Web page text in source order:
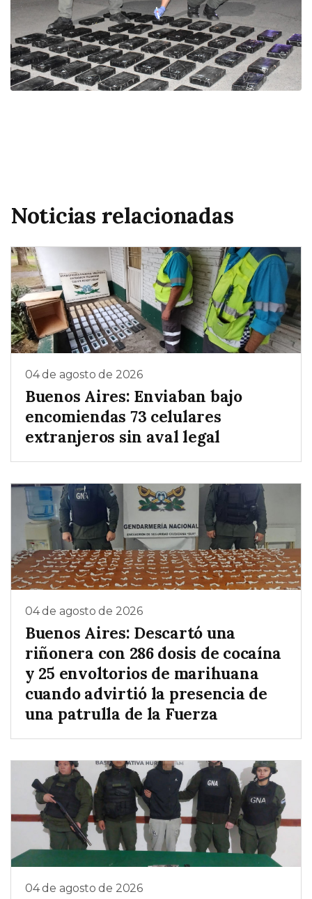
Noticias relacionadas
04 de agosto de 2026
Buenos Aires: Enviaban bajo
encomiendas 73 celulares
extranjeros sin aval legal
04 de agosto de 2026
Buenos Aires: Descartó una
riñonera con 286 dosis de cocaína
y 25 envoltorios de marihuana
cuando advirtió la presencia de
una patrulla de la Fuerza
04 de agosto de 2026